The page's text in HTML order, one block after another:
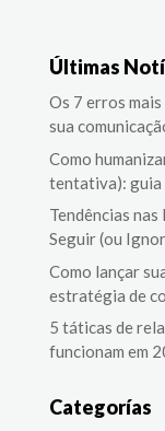
Últimas
Os 7 erros mais
sua
Como
tentativa): guia
Tendências
Seguir (ou
Como lançar
estratégia de
5 táticas de
funcionam em
Categorías